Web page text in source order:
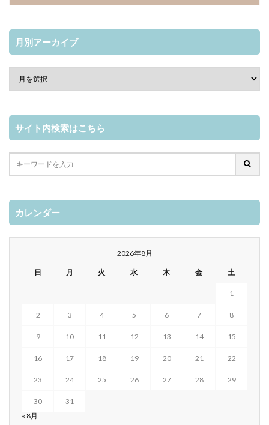
月別アーカイブ
サイト内検索はこちら
カレンダー
2026年8月
日 月 火 水 木 金 土
1
2 3 4 5 6 7 8
9 10 11 12 13 14 15
16 17 18 19 20 21 22
23 24 25 26 27 28 29
30
31
« 8月